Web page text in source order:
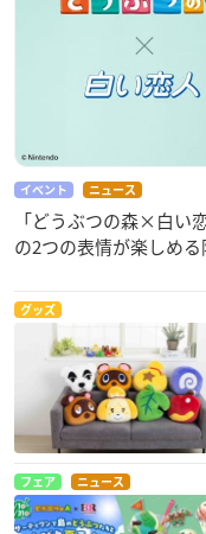
イベント ニュース
「どうぶつの森×白い
の2つの表情が楽しめ
グッズ
フェア ニュース